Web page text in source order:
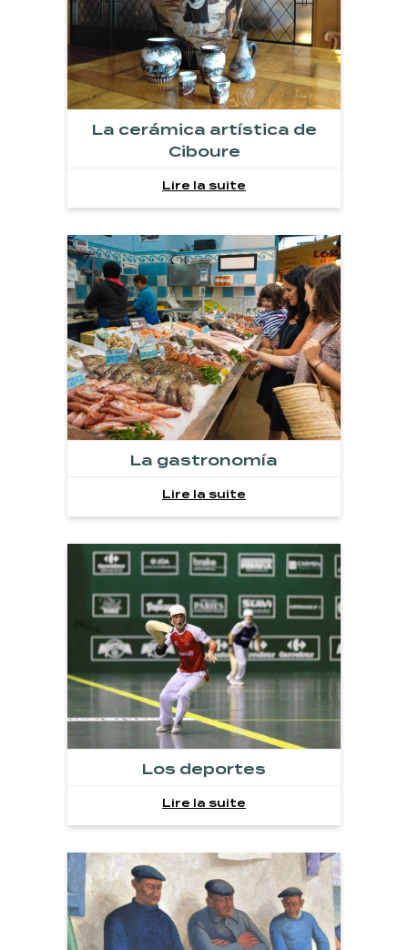
La cerámica artística de
Ciboure
Lire la suite
La gastronomía
Lire la suite
Los deportes
Lire la suite